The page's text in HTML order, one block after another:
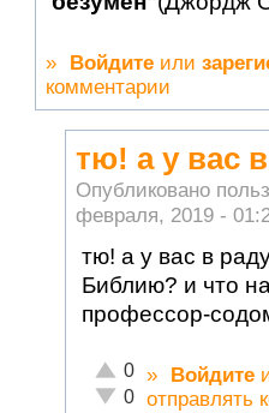
» Войдите или
комментарии
тю! а у вас
Опубликовано
февраля, 2019 -
тю! а у вас в
Библию? и что
профессор-
Отлично!
0
Неадекватно!
0
» Войдите
отправлять